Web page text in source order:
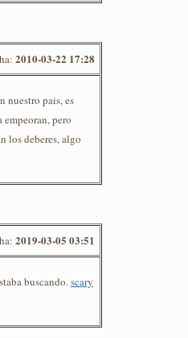
2010-03-22 17:28
nuestro pais, es
pero
los deberes, algo
2019-03-05 03:51
buscando.scary